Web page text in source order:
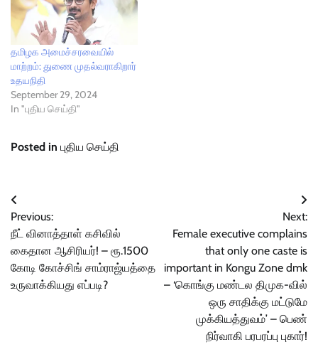
தமிழக அமைச்சரவையில்
மாற்றம்: துணை முதல்வராகிறார்
உதயநிதி
September 29, 2024
In "புதிய செய்தி"
Posted in புதிய செய்தி
Post
navigation
Previous:
நீட் வினாத்தாள் கசிவில்
கைதான ஆசிரியர்! – ரூ.1500
கோடி கோச்சிங் சாம்ராஜ்யத்தை
உருவாக்கியது எப்படி?
Next:
Female executive complains
that only one caste is
important in Kongu Zone dmk
– ‘கொங்கு மண்டல திமுக-வில்
ஒரு சாதிக்கு மட்டுமே
முக்கியத்துவம்’ – பெண்
நிர்வாகி பரபரப்பு புகார்!